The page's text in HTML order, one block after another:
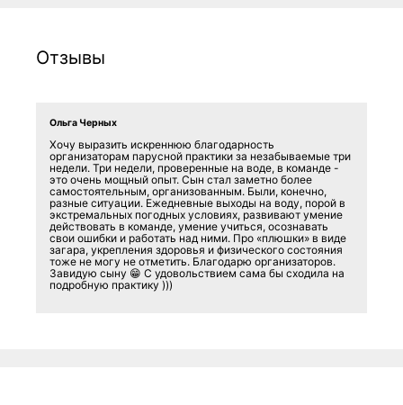
Отзывы
Ольга Черных
Хочу выразить искреннюю благодарность
организаторам парусной практики за незабываемые три
недели. Три недели, проверенные на воде, в команде -
это очень мощный опыт. Сын стал заметно более
самостоятельным, организованным. Были, конечно,
разные ситуации. Ежедневные выходы на воду, порой в
экстремальных погодных условиях, развивают умение
действовать в команде, умение учиться, осознавать
свои ошибки и работать над ними. Про «плюшки» в виде
загара, укрепления здоровья и физического состояния
тоже не могу не отметить. Благодарю организаторов.
Завидую сыну 😁 С удовольствием сама бы сходила на
подробную практику )))